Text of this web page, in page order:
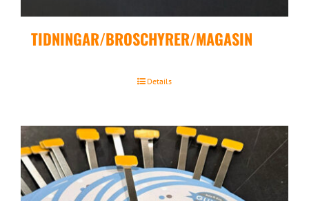
TIDNINGAR/BROSCHYRER/MAGASIN
Details